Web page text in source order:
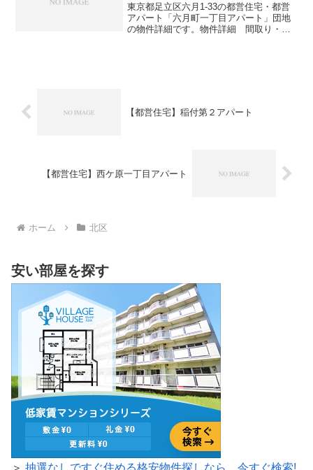
東京都足立区六月1-33の都営住宅・都営
アパート「六月町一丁目アパート」団地
の物件詳細です。物件詳細 間取り・広
【都営住宅】稲付第２アパート
【都営住宅】西ケ原一丁目アパート
ホーム 北区
安い部屋を探す